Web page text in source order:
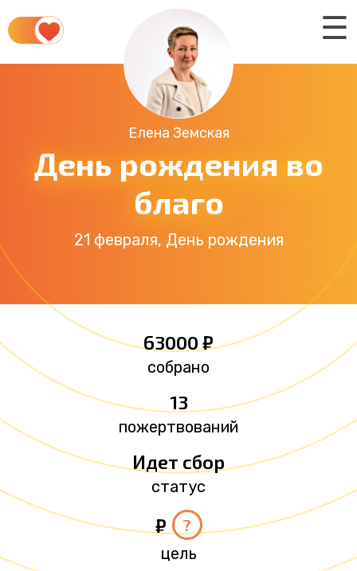
☰
Елена Земская
День рождения во
благо
21 февраля, День рождения
63000 ₽
собрано
13
пожертвований
Идет сбор
статус
₽
?
цель